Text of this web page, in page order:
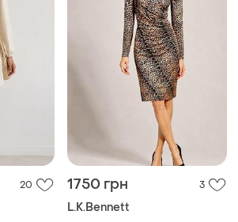
20 1750 грн 3
L.K.Bennett